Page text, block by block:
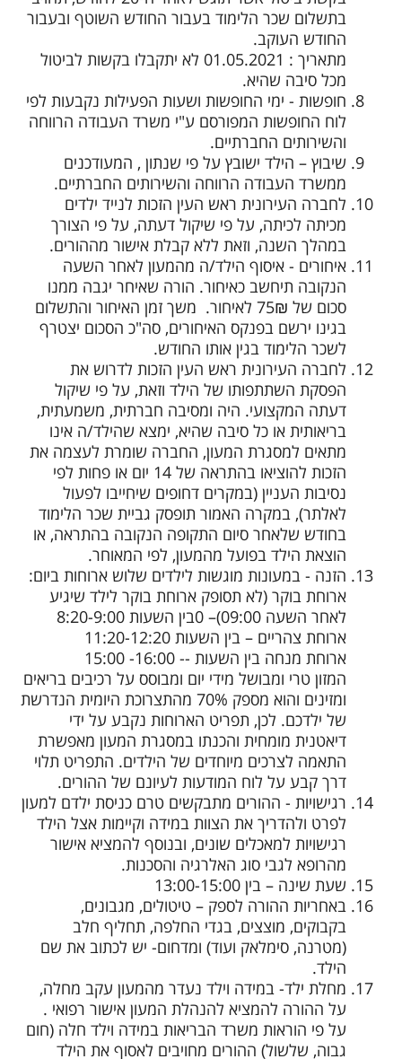
בתשלום שכר הלימוד בעבור החודש השוטף ובעבור
החודש העוקב.
מתאריך : 01.05.2021 לא יתקבלו בקשות לביטול
מכל סיבה שהיא.
חופשות - ימי החופשות ושעות הפעילות נקבעות לפי
לוח החופשות המפורסם ע"י משרד העבודה הרווחה
והשירותים החברתיים.
שיבוץ – הילד ישובץ על פי שנתון , המעודכנים
ממשרד העבודה הרווחה והשירותים החברתיים.
לחברה העירונית ראש העין הזכות לנייד ילדים
מכיתה לכיתה, על פי שיקול דעתה, על פי הצורך
במהלך השנה, וזאת ללא קבלת אישור מההורים.
איחורים - איסוף הילד/ה מהמעון לאחר השעה
הנקובה תיחשב כאיחור. הורה שאיחר יגבה ממנו
סכום של 75₪ לאיחור. משך זמן האיחור והתשלום
בגינו ירשם בפנקס האיחורים, סה"כ הסכום יצטרף
לשכר הלימוד בגין אותו החודש.
לחברה העירונית ראש העין הזכות לדרוש את
הפסקת השתתפותו של הילד וזאת, על פי שיקול
דעתה המקצועי. היה ומסיבה חברתית, משמעתית,
בריאותית או כל סיבה שהיא, ימצא שהילד/ה אינו
מתאים למסגרת המעון, החברה שומרת לעצמה את
הזכות להוציאו בהתראה של 14 יום או פחות לפי
נסיבות העניין (במקרים דחופים שיחייבו לפעול
לאלתר), במקרה האמור תופסק גביית שכר הלימוד
בחודש שלאחר סיום התקופה הנקובה בהתראה, או
הוצאת הילד בפועל מהמעון, לפי המאוחר.
הזנה - במעונות מוגשות לילדים שלוש ארוחות ביום:
ארוחת בוקר (לא תסופק ארוחת בוקר לילד שיגיע
לאחר השעה 09:00)– 0בין השעות 8:20-9:00
ארוחת צהריים – בין השעות 11:20-12:20
ארוחת מנחה בין השעות -- 16:00- 15:00
המזון טרי ומבושל מידי יום ומבוסס על רכיבים בריאים
ומזינים והוא מספק 70% מהתצרוכת היומית הנדרשת
של ילדכם. לכן, תפריט הארוחות נקבע על ידי
דיאטנית מומחית והכנתו במסגרת המעון מאפשרת
התאמה לצרכים מיוחדים של הילדים. התפריט תלוי
דרך קבע על לוח המודעות לעיונם של ההורים.
רגישויות - ההורים מתבקשים טרם כניסת ילדם למעון
לפרט ולהדריך את הצוות במידה וקיימות אצל הילד
רגישויות למאכלים שונים, ובנוסף להמציא אישור
מהרופא לגבי סוג האלרגיה והסכנות.
שעת שינה – בין 13:00-15:00
באחריות ההורה לספק – טיטולים, מגבונים,
בקבוקים, מוצצים, בגדי החלפה, תחליף חלב
(מטרנה, סימלאק ועוד) ומדחום- יש לכתוב את שם
הילד.
מחלת ילד- במידה וילד נעדר מהמעון עקב מחלה,
על ההורה להמציא להנהלת המעון אישור רפואי .
על פי הוראות משרד הבריאות במידה וילד חלה (חום
גבוה, שלשול) ההורים מחויבים לאסוף את הילד